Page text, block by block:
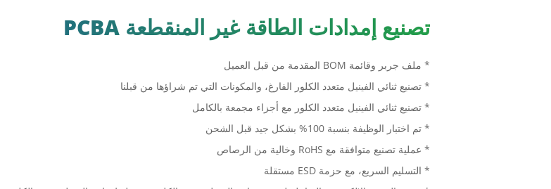
تصنيع إمدادات الطاقة غير المنقطعة PCBA
* ملف جربر وقائمة BOM المقدمة من قبل العميل
* تصنيع ثنائي الفينيل متعدد الكلور الفارغ، والمكونات التي تم شراؤها من قبلنا
* تصنيع ثنائي الفينيل متعدد الكلور مع أجزاء مجمعة بالكامل
* تم اختبار الوظيفة بنسبة 100% بشكل جيد قبل الشحن
* عملية تصنيع متوافقة مع RoHS وخالية من الرصاص
* التسليم السريع، مع حزمة ESD مستقلة